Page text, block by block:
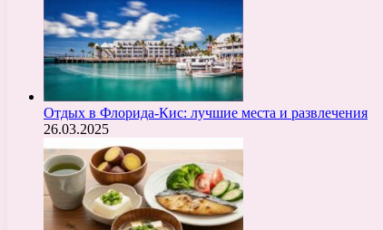
Отдых в Флорида-Кис: лучшие места и развлечения
26.03.2025